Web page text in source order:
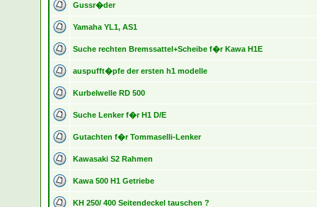
Gussr�der
Yamaha YL1, AS1
Suche rechten Bremssattel+Scheibe f�r Kawa H1E
auspufft�pfe der ersten h1 modelle
Kurbelwelle RD 500
Suche Lenker f�r H1 D/E
Gutachten f�r Tommaselli-Lenker
Kawasaki S2 Rahmen
Kawa 500 H1 Getriebe
KH 250/ 400 Seitendeckel tauschen ?